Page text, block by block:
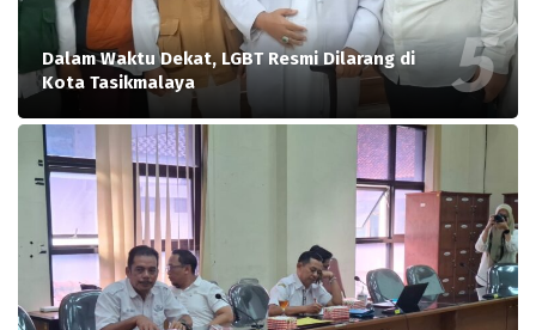
Dalam Waktu Dekat, LGBT Resmi Dilarang di
Kota Tasikmalaya